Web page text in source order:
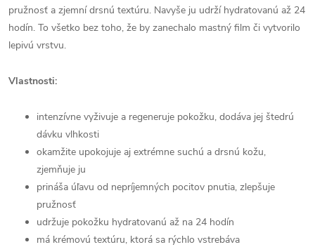
pružnosť a zjemní drsnú textúru. Navyše ju udrží hydratovanú až 24
hodín. To všetko bez toho, že by zanechalo mastný film či vytvorilo
lepivú vrstvu.
Vlastnosti:
intenzívne vyživuje a regeneruje pokožku, dodáva jej štedrú
dávku vlhkosti
okamžite upokojuje aj extrémne suchú a drsnú kožu,
zjemňuje ju
prináša úľavu od nepríjemných pocitov pnutia, zlepšuje
pružnosť
udržuje pokožku hydratovanú až na 24 hodín
má krémovú textúru, ktorá sa rýchlo vstrebáva